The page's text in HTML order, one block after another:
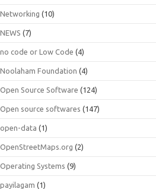
Networking (10)
NEWS (7)
no code or Low Code (4)
Noolaham Foundation (4)
Open Source Software (124)
Open source softwares (147)
open-data (1)
OpenStreetMaps.org (2)
Operating Systems (9)
payilagam (1)